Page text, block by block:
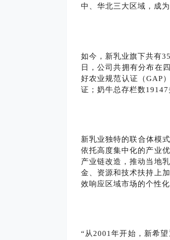
中、华北三大区域，成
如今，新乳业旗下共有
日，公司共拥有分布在
好农业规范认证（GAP
证；奶牛总存栏数
新乳业独特的联合体模
依托高度集中化的产业
产业链改造，推动当地
金、资源和技术扶持上
效响应区域市场的个性
“从2001年开始，新希